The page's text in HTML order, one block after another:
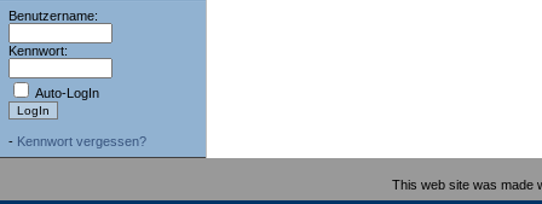
Benutzername:
Kennwort:
Auto-LogIn
- Kennwort vergessen?
This web site was made